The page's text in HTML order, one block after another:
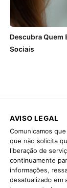
Descubra Quem
Sociais
AVISO LEGAL
Comunicamos que
que não solicita
liberação de
continuamente
informações,
desatualizado em